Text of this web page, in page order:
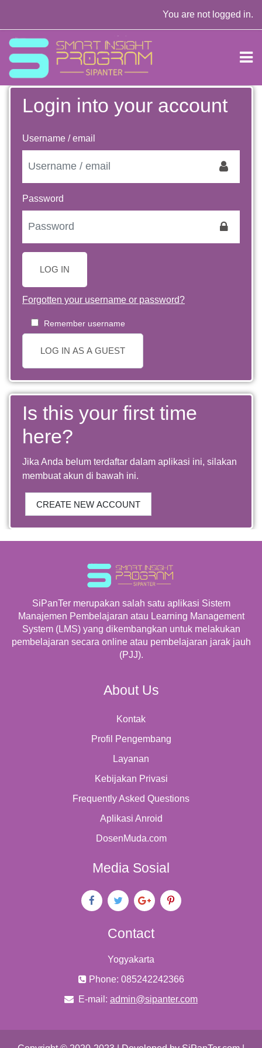
You are not logged in.
Skip to create new account
Login into your account
Username / email
Password
LOG IN
Forgotten your username or password?
Remember username
LOG IN AS A GUEST
Is this your first time
here?
Jika Anda belum terdaftar dalam aplikasi ini, silakan
membuat akun di bawah ini.
CREATE NEW ACCOUNT
SiPanTer merupakan salah satu aplikasi Sistem
Manajemen Pembelajaran atau Learning Management
System (LMS) yang dikembangkan untuk melakukan
pembelajaran secara online atau pembelajaran jarak jauh
(PJJ).
About Us
Kontak
Profil Pengembang
Layanan
Kebijakan Privasi
Frequently Asked Questions
Aplikasi Anroid
DosenMuda.com
Media Sosial
Contact
Yogyakarta
Phone: 085242242366
E-mail: admin@sipanter.com